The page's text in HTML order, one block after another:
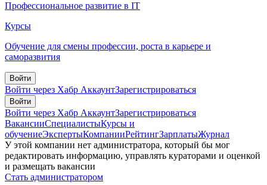
Профессиональное развитие в IT
Курсы
Обучение для смены профессии, роста в карьере и
саморазвития
Войти
Войти через Хабр АккаунтЗарегистрироваться
Войти
Войти через Хабр АккаунтЗарегистрироваться
ВакансииСпециалистыКурсы и
обучениеЭкспертыКомпанииРейтингЗарплатыЖурнал
У этой компании нет администратора, который бы мог
редактировать информацию, управлять кураторами и оценкой
и размещать вакансии
Стать администратором